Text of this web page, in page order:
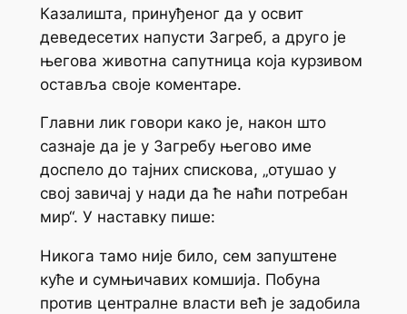
Казалишта, принуђеног да у освит
деведесетих напусти Загреб, а друго је
његова животна сапутница која курзивом
оставља своје коментаре.
Главни лик говори како је, након што
сазнаје да је у Загребу његово име
доспело до тајних спискова, „отушао у
свој завичај у нади да ће наћи потребан
мир“. У наставку пише:
Никога тамо није било, сем запуштене
куће и сумњичавих комшија. Побуна
против централне власти већ је задобила